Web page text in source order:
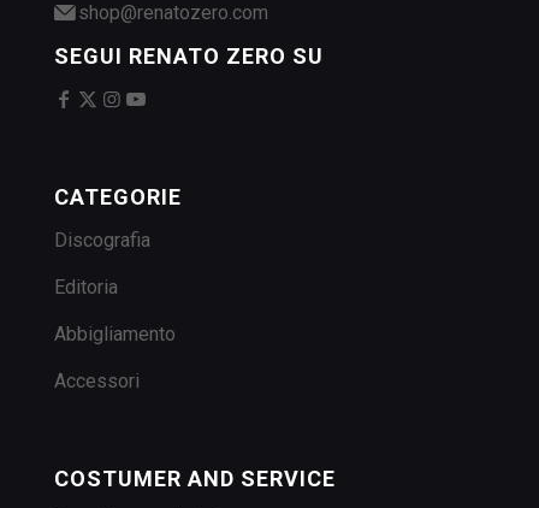
shop@renatozero.com
SEGUI RENATO ZERO SU
CATEGORIE
Discografia
Editoria
Abbigliamento
Accessori
COSTUMER AND SERVICE